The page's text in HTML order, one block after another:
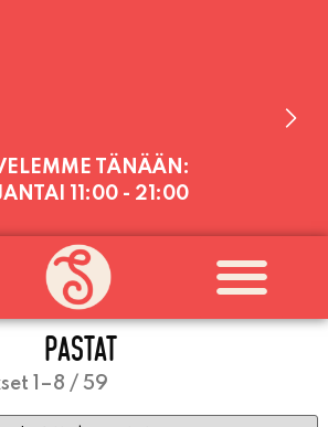
TÄNÄÄN:
11:00 - 21:00
PÄIVITTÄIN (MA-SU
SUNNUNTAIHIN 16.8.
JÄLKEEN OLEMME
VIIKONLOPPUISIN (PE-
LOPPUUN ASTI
TERVETULOA!
PASTAT
1–8 / 59